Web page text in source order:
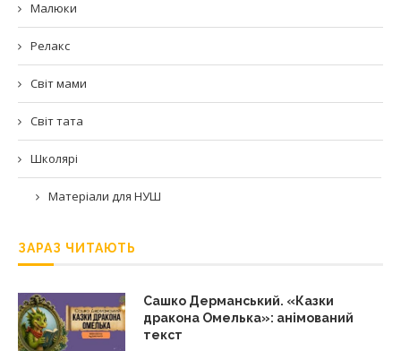
Малюки
Релакс
Світ мами
Світ тата
Школярі
Матеріали для НУШ
ЗАРАЗ ЧИТАЮТЬ
Сашко Дерманський. «Казки
дракона Омелька»: анімований
текст